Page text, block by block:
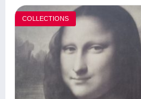
COLLECTIONS